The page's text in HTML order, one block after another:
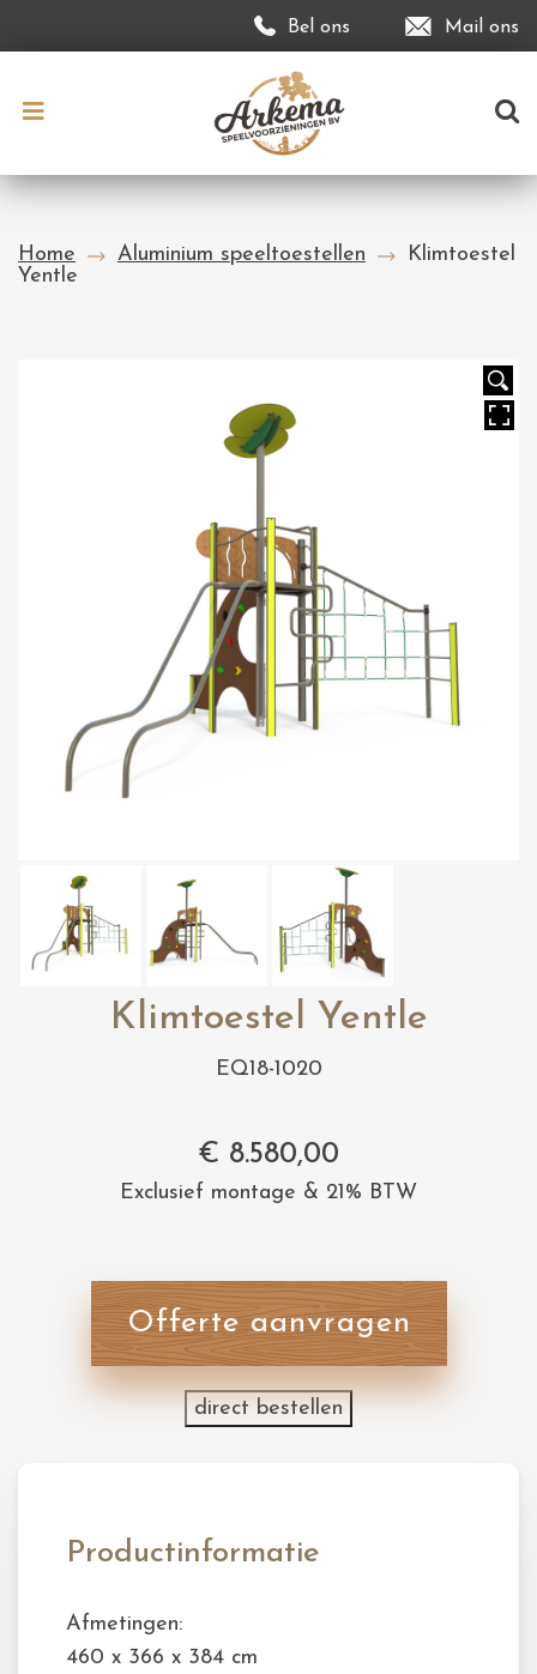
Bel ons Mail ons
Home Aluminium speeltoestellen
Klimtoestel
Yentle
Klimtoestel Yentle
EQ18-1020
€ 8.580,00
Exclusief montage & 21% BTW
Offerte aanvragen
direct bestellen
Productinformatie
Afmetingen:
460 x 366 x 384 cm